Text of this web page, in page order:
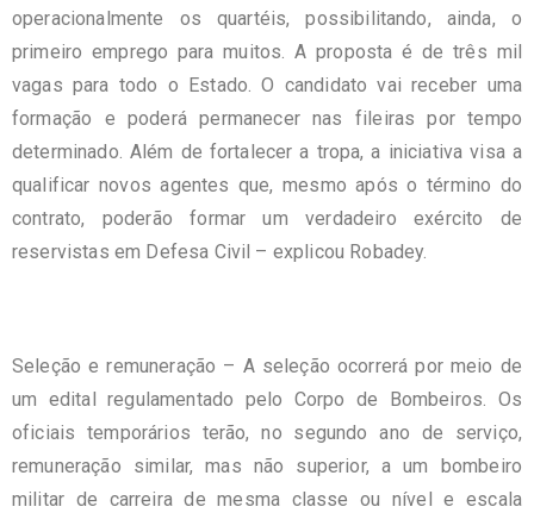
operacionalmente os quartéis, possibilitando, ainda, o
primeiro emprego para muitos. A proposta é de três mil
vagas para todo o Estado. O candidato vai receber uma
formação e poderá permanecer nas fileiras por tempo
determinado. Além de fortalecer a tropa, a iniciativa visa a
qualificar novos agentes que, mesmo após o término do
contrato, poderão formar um verdadeiro exército de
reservistas em Defesa Civil – explicou Robadey.
Seleção e remuneração – A seleção ocorrerá por meio de
um edital regulamentado pelo Corpo de Bombeiros. Os
oficiais temporários terão, no segundo ano de serviço,
remuneração similar, mas não superior, a um bombeiro
militar de carreira de mesma classe ou nível e escala